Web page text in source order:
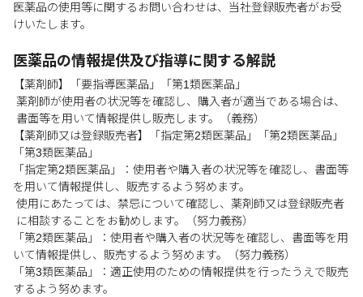
医薬品の使用等に関するお問い合わせは、当社登録販売者がお受
けいたします。
医薬品の情報提供及び指導に関する解説
【薬剤師】「要指導医薬品」「第1類医薬品」
薬剤師が使用者の状況等を確認し、購入者が適当である場合は、
書面等を用いて情報提供し販売します。（義務）
【薬剤師又は登録販売者】「指定第2類医薬品」「第2類医薬品」
「第3類医薬品」
「指定第2類医薬品」：使用者や購入者の状況等を確認し、書面等
を用いて情報提供し、販売するよう努めます。
使用にあたっては、禁忌について確認し、薬剤師又は登録販売者
に相談することをお勧めします。（努力義務）
「第2類医薬品」：使用者や購入者の状況等を確認し、書面等を用
いて情報提供し、販売するよう努めます。（努力義務）
「第3類医薬品」：適正使用のための情報提供を行ったうえで販売
するよう努めます。